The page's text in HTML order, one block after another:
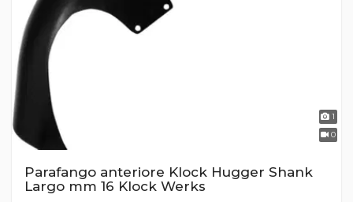
1
0
Parafango anteriore Klock Hugger Shank
Largo mm 16 Klock Werks